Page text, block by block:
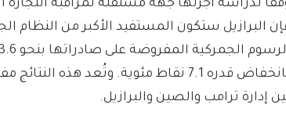
البرازيل ستكون المستفيد الأكبر من
بانخفاض قدره 7.1 نقاط مئوية. وتُعد هذه
إدارة ترامب والصين والبرازيل.